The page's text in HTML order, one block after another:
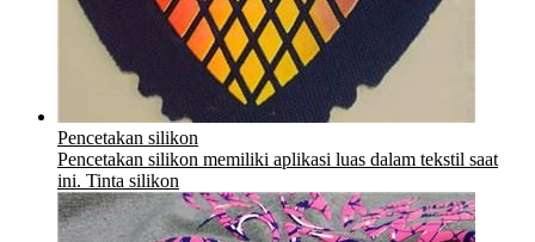
Pencetakan silikon
Pencetakan silikon memiliki aplikasi luas dalam tekstil saat
ini. Tinta silikon